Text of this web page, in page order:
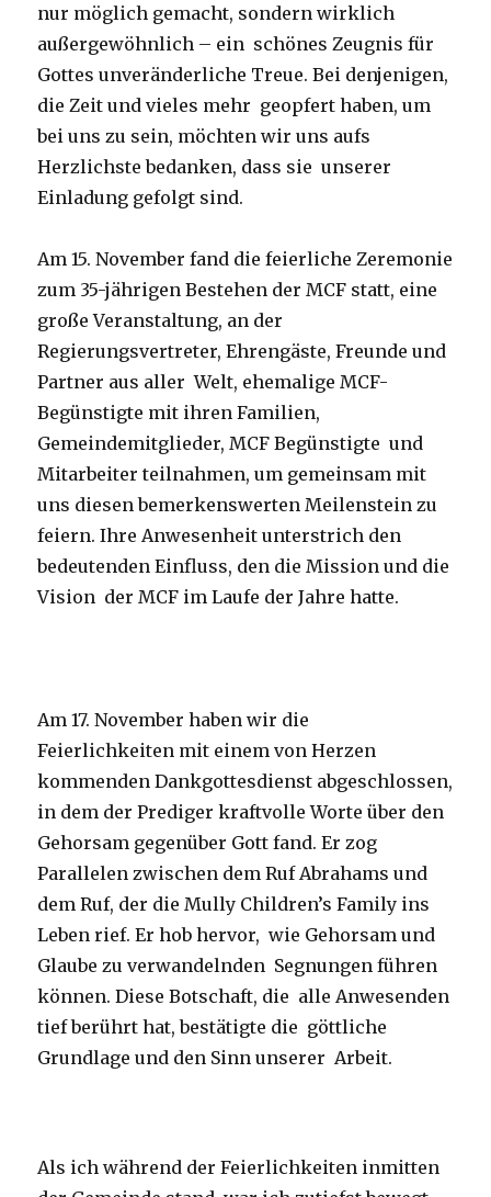
nur möglich gemacht, sondern wirklich
außergewöhnlich – ein schönes Zeugnis für
Gottes unveränderliche Treue. Bei denjenigen,
die Zeit und vieles mehr geopfert haben, um
bei uns zu sein, möchten wir uns aufs
Herzlichste bedanken, dass sie unserer
Einladung gefolgt sind.
Am 15. November fand die feierliche Zeremonie
zum 35-jährigen Bestehen der MCF statt, eine
große Veranstaltung, an der
Regierungsvertreter, Ehrengäste, Freunde und
Partner aus aller Welt, ehemalige MCF-
Begünstigte mit ihren Familien,
Gemeindemitglieder, MCF Begünstigte und
Mitarbeiter teilnahmen, um gemeinsam mit
uns diesen bemerkenswerten Meilenstein zu
feiern. Ihre Anwesenheit unterstrich den
bedeutenden Einfluss, den die Mission und die
Vision der MCF im Laufe der Jahre hatte.
Am 17. November haben wir die
Feierlichkeiten mit einem von Herzen
kommenden Dankgottesdienst abgeschlossen,
in dem der Prediger kraftvolle Worte über den
Gehorsam gegenüber Gott fand. Er zog
Parallelen zwischen dem Ruf Abrahams und
dem Ruf, der die Mully Children’s Family ins
Leben rief. Er hob hervor, wie Gehorsam und
Glaube zu verwandelnden Segnungen führen
können. Diese Botschaft, die alle Anwesenden
tief berührt hat, bestätigte die göttliche
Grundlage und den Sinn unserer Arbeit.
Als ich während der Feierlichkeiten inmitten